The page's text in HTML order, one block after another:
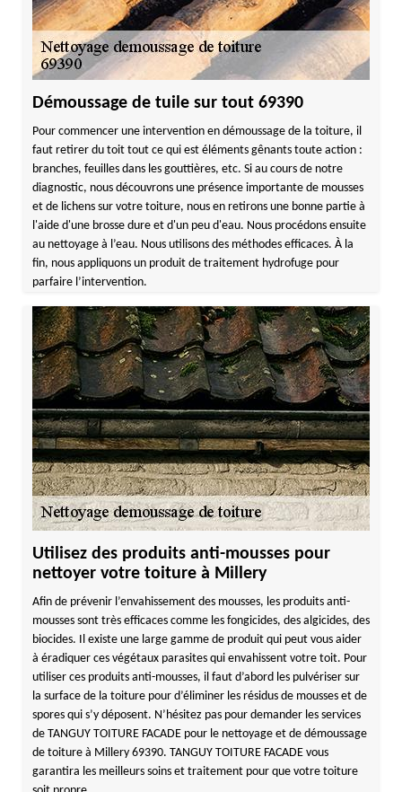
Démoussage de tuile sur tout 69390
Pour commencer une intervention en démoussage de la toiture, il
faut retirer du toit tout ce qui est éléments gênants toute action :
branches, feuilles dans les gouttières, etc. Si au cours de notre
diagnostic, nous découvrons une présence importante de mousses
et de lichens sur votre toiture, nous en retirons une bonne partie à
l'aide d'une brosse dure et d'un peu d'eau. Nous procédons ensuite
au nettoyage à l’eau. Nous utilisons des méthodes efficaces. À la
fin, nous appliquons un produit de traitement hydrofuge pour
parfaire l’intervention.
Utilisez des produits anti-mousses pour
nettoyer votre toiture à Millery
Afin de prévenir l’envahissement des mousses, les produits anti-
mousses sont très efficaces comme les fongicides, des algicides, des
biocides. Il existe une large gamme de produit qui peut vous aider
à éradiquer ces végétaux parasites qui envahissent votre toit. Pour
utiliser ces produits anti-mousses, il faut d’abord les pulvériser sur
la surface de la toiture pour d’éliminer les résidus de mousses et de
spores qui s’y déposent. N’hésitez pas pour demander les services
de TANGUY TOITURE FACADE pour le nettoyage et de démoussage
de toiture à Millery 69390. TANGUY TOITURE FACADE vous
garantira les meilleurs soins et traitement pour que votre toiture